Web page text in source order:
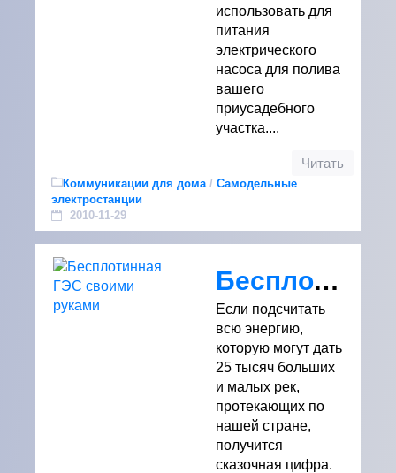
использовать для
питания
электрического
насоса для полива
вашего
приусадебного
участка....
Читать
Коммуникации для дома/ Самодельные
электростанции
2010-11-29
Бесплотинная ГЭС своими руками
Если подсчитать
всю энергию,
которую могут дать
25 тысяч больших
и малых рек,
протекающих по
нашей стране,
получится
сказочная цифра.